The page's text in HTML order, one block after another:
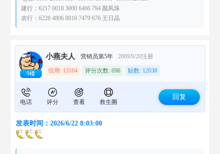
建行：6217 0018 3000 6466 794 颜凤珠
农行：6228 4806 8816 7479 676 王日晶
9楼
小燕夫人 营销员第5年 2009/9/20注册
信用: 13104 评分次数: 696 贴数: 12038
电话 评分 查看 救生圈
回复
发表时间：2026/6/22 8:03:00